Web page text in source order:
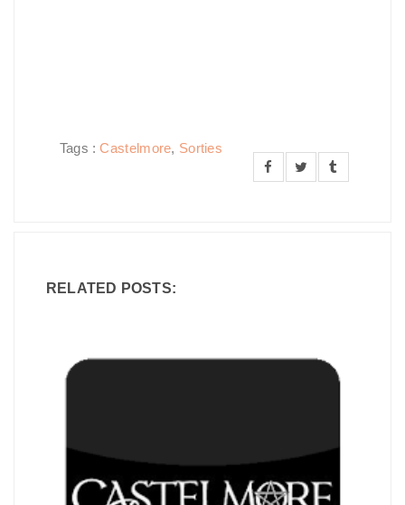
Tags :Castelmore, Sorties
RELATED POSTS: